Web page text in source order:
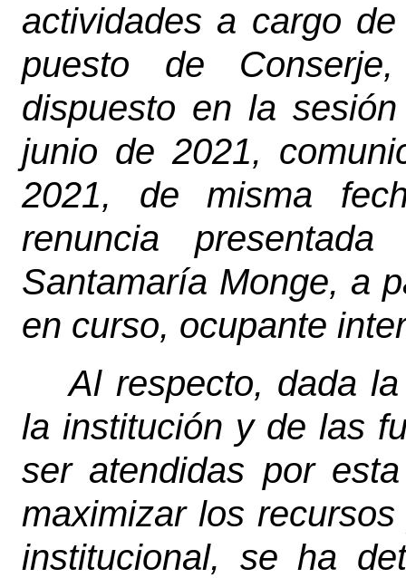
actividades a cargo
puesto de
dispuesto en la
junio de 2021,
2021, de misma
renuncia
Santamaría Monge, a
en curso, ocupante
Al respecto, dada
la institución y de las
ser atendidas por
maximizar los
institucional, se ha